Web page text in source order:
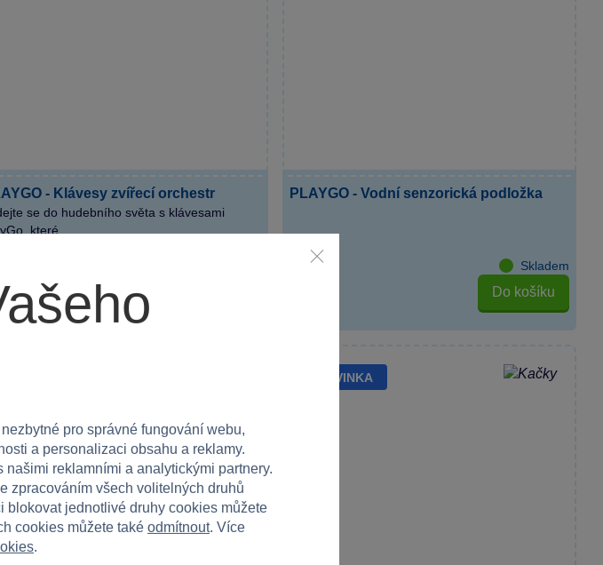
- Klávesy zvířecí orchestr
se do hudebního světa s klávesami
které...
Kč
PLAYGO - Vodní senzorická podložka
Skladem
Do košíku
NOVINKA
pro správné fungování webu,
a personalizaci obsahu a reklamy.
našimi reklamními a analytickými partnery.
zpracováním všech volitelných druhů
blokovat jednotlivé druhy cookies můžete
cookies můžete také odmítnout. Více
.